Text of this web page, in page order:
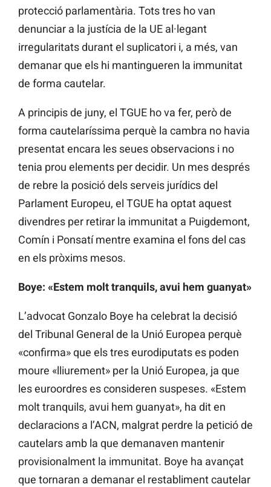
protecció parlamentària. Tots tres ho van
denunciar a la justícia de la UE al·legant
irregularitats durant el suplicatori i, a més, van
demanar que els hi mantingueren la immunitat
de forma cautelar.
A principis de juny, el TGUE ho va fer, però de
forma cautelaríssima perquè la cambra no havia
presentat encara les seues observacions i no
tenia prou elements per decidir. Un mes després
de rebre la posició dels serveis jurídics del
Parlament Europeu, el TGUE ha optat aquest
divendres per retirar la immunitat a Puigdemont,
Comín i Ponsatí mentre examina el fons del cas
en els pròxims mesos.
Boye: «Estem molt tranquils, avui hem guanyat»
L’advocat Gonzalo Boye ha celebrat la decisió
del Tribunal General de la Unió Europea perquè
«confirma» que els tres eurodiputats es poden
moure «lliurement» per la Unió Europea, ja que
les euroordres es consideren suspeses. «Estem
molt tranquils, avui hem guanyat», ha dit en
declaracions a l’ACN, malgrat perdre la petició de
cautelars amb la que demanaven mantenir
provisionalment la immunitat. Boye ha avançat
que tornaran a demanar el restabliment cautelar